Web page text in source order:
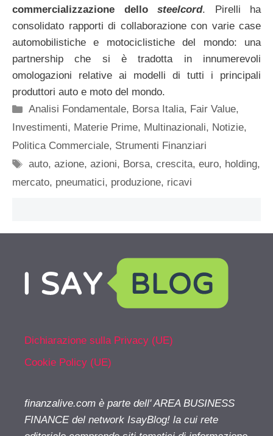
commercializzazione dello steelcord. Pirelli ha
consolidato rapporti di collaborazione con varie case
automobilistiche e motociclistiche del mondo: una
partnership che si è tradotta in innumerevoli
omologazioni relative ai modelli di tutti i principali
produttori auto e moto del mondo.
Categorie
Analisi Fondamentale, Borsa Italia, Fair Value,
Investimenti, Materie Prime, Multinazionali, Notizie,
Politica Commerciale, Strumenti Finanziari
Tag
auto,azione,azioni, Borsa,crescita,euro, holding,
mercato, pneumatici, produzione, ricavi
Dichiarazione sulla Privacy (UE)
Cookie Policy (UE)
finanzalive.com è parte dell' AREA BUSINESS
FINANCE del network IsayBlog! la cui rete